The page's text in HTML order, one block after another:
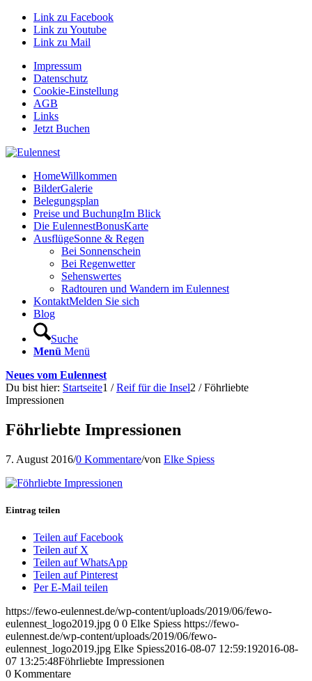
Link zu Facebook
Link zu Youtube
Link zu Mail
Impressum
Datenschutz
Cookie-Einstellung
AGB
Links
Jetzt Buchen
HomeWillkommen
BilderGalerie
Belegungsplan
Preise und BuchungIm Blick
Die EulennestBonusKarte
AusflügeSonne & Regen
Bei Sonnenschein
Bei Regenwetter
Sehenswertes
Radtouren und Wandern im Eulennest
KontaktMelden Sie sich
Blog
Suche
Menü Menü
Neues vom Eulennest
Du bist hier: Startseite1 / Reif für die Insel2 / Föhrliebte
Impressionen
Föhrliebte Impressionen
7. August 2016/0 Kommentare/von Elke Spiess
Eintrag teilen
Teilen auf Facebook
Teilen auf X
Teilen auf WhatsApp
Teilen auf Pinterest
Per E-Mail teilen
https://fewo-eulennest.de/wp-content/uploads/2019/06/fewo-
eulennest_logo2019.jpg 0 0 Elke Spiess https://fewo-
eulennest.de/wp-content/uploads/2019/06/fewo-
eulennest_logo2019.jpg Elke Spiess2016-08-07 12:59:192016-08-
07 13:25:48Föhrliebte Impressionen
0 Kommentare